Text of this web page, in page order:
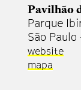
Pavilhão
Parque
São Paulo
website
mapa